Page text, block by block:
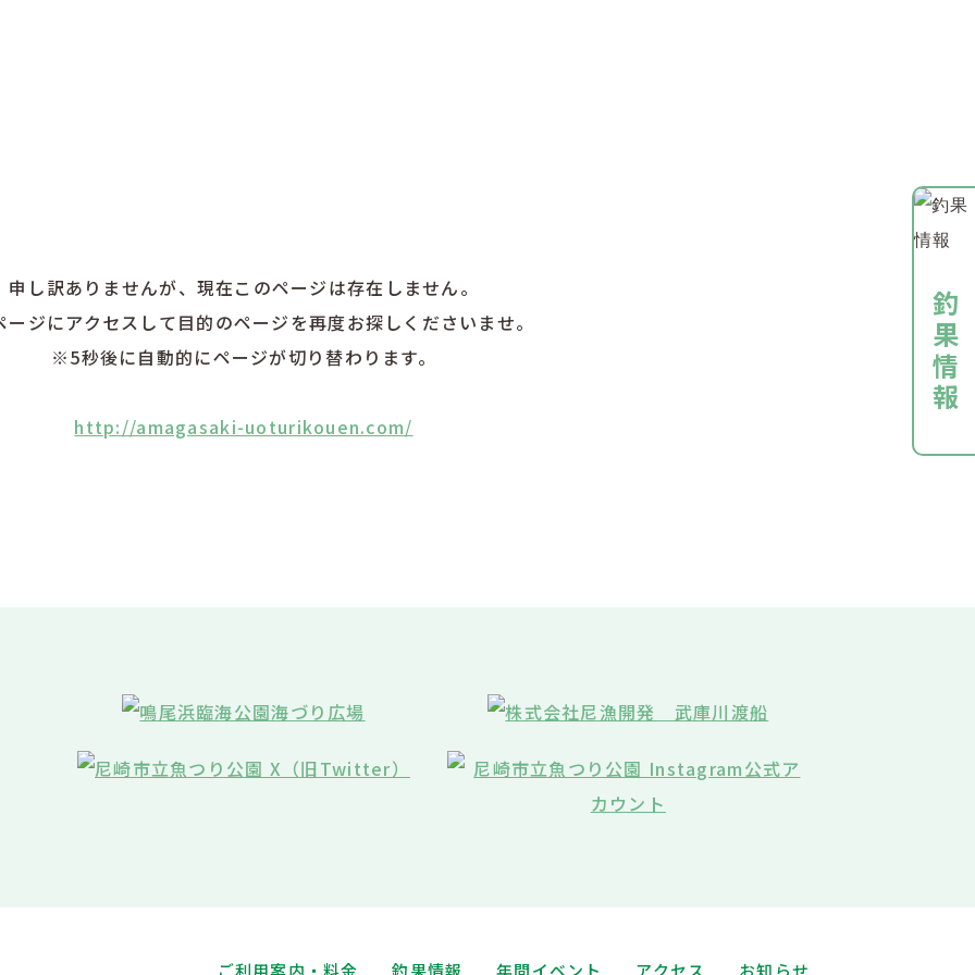
釣果情報
申し訳ありませんが、現在このページは存在しません。
ージにアクセスして目的のページを再度お探しくださいませ。
※5秒後に自動的にページが切り替わります。
http://amagasaki-uoturikouen.com/
ご利用案内・料金 釣果情報 年間イベント アクセス お知らせ